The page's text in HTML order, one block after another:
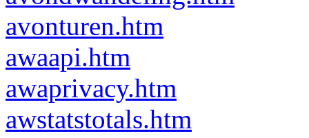
avonturen.htm
awaapi.htm
awaprivacy.htm
awstatstotals.htm